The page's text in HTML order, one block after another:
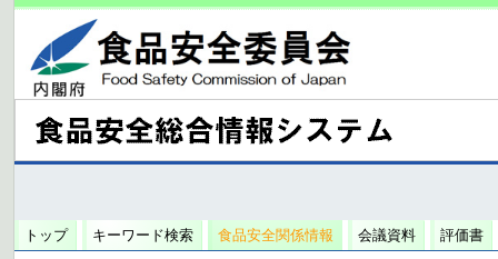
トップ キーワード検索 食品安全関係情報 会議資料 評価書